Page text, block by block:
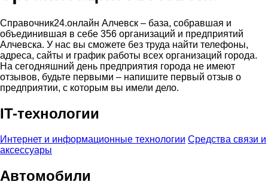
Справочник24.онлайн Алчевск – база, собравшая и
объединившая в себе 356 организаций и предприятий
Алчевска. У нас вы сможете без труда найти телефоны,
адреса, сайты и график работы всех организаций города.
На сегодняшний день предприятия города не имеют
отзывов, будьте первыми – напишите первый отзыв о
предприятии, с которым вы имели дело.
IT-технологии
Интернет и информационные технологии Средства связи и
аксессуары
Автомобили